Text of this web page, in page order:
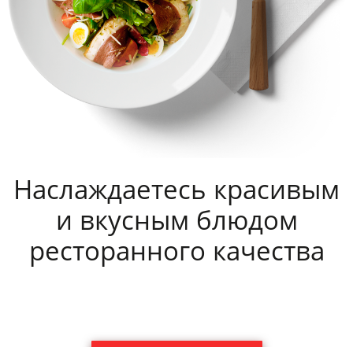
Наслаждаетесь красивым
и вкусным блюдом
ресторанного качества